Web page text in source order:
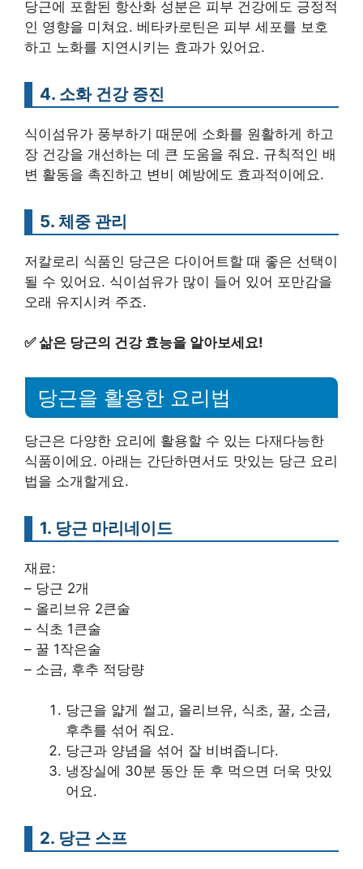
당근에 포함된 항산화 성분은 피부 건강에도 긍정적
인 영향을 미쳐요. 베타카로틴은 피부 세포를 보호
하고 노화를 지연시키는 효과가 있어요.
4. 소화 건강 증진
식이섬유가 풍부하기 때문에 소화를 원활하게 하고
장 건강을 개선하는 데 큰 도움을 줘요. 규칙적인 배
변 활동을 촉진하고 변비 예방에도 효과적이에요.
5. 체중 관리
저칼로리 식품인 당근은 다이어트할 때 좋은 선택이
될 수 있어요. 식이섬유가 많이 들어 있어 포만감을
오래 유지시켜 주죠.
✅삶은 당근의 건강 효능을 알아보세요!
당근을 활용한 요리법
당근은 다양한 요리에 활용할 수 있는 다재다능한
식품이에요. 아래는 간단하면서도 맛있는 당근 요리
법을 소개할게요.
1. 당근 마리네이드
재료:
– 당근 2개
– 올리브유 2큰술
– 식초 1큰술
– 꿀 1작은술
– 소금, 후추 적당량
당근을 얇게 썰고, 올리브유, 식초, 꿀, 소금,
후추를 섞어 줘요.
당근과 양념을 섞어 잘 비벼줍니다.
냉장실에 30분 동안 둔 후 먹으면 더욱 맛있
어요.
2. 당근 스프